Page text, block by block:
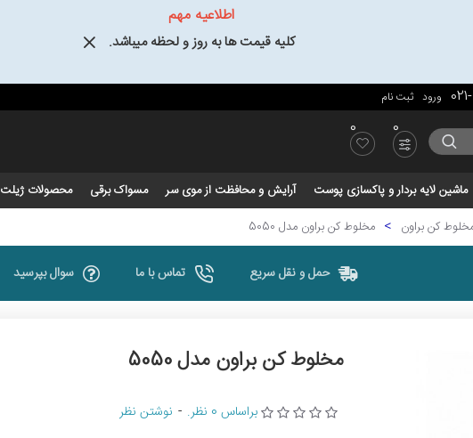
اطلاعیه مهم
کلیه قیمت ها به روز و لحظه میباشد.
ورود ثبت نام
0 0
ماشین لایه بردار و پاکسازی پوست آرایش و محافظت از موی سر مسواک برقی محصولات ژیلت
کن براون مخلوط کن براون مدل 5050
حمل و نقل سریع تماس با ما سوال بپرسید
مخلوط کن براون مدل 5050
براساس 0 نظر. - نوشتن نظر